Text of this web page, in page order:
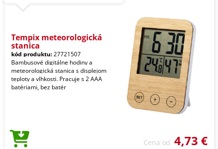
Tempix meteorologická
stanica
kód produktu:27721507
Bambusové digitálne hodiny a
meteorologická stanica s displejom
teploty a vlhkosti. Pracuje s 2 AAA
batériami, bez batér
Cena od 4,73 €